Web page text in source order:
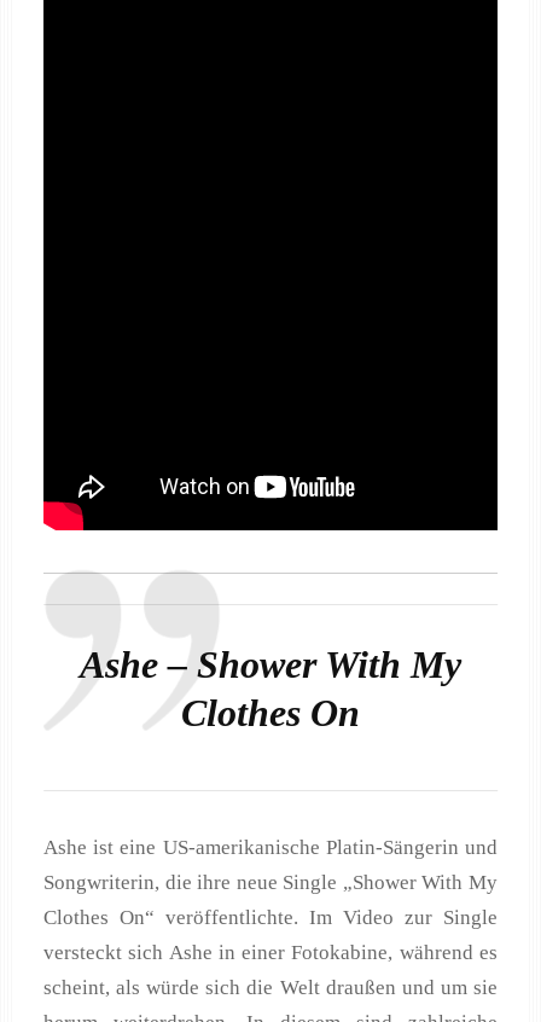
Ashe – Shower With My
Clothes On
Ashe ist eine US-amerikanische Platin-Sängerin und
Songwriterin, die ihre neue Single „Shower With My
Clothes On“ veröffentlichte. Im Video zur Single
versteckt sich Ashe in einer Fotokabine, während es
scheint, als würde sich die Welt draußen und um sie